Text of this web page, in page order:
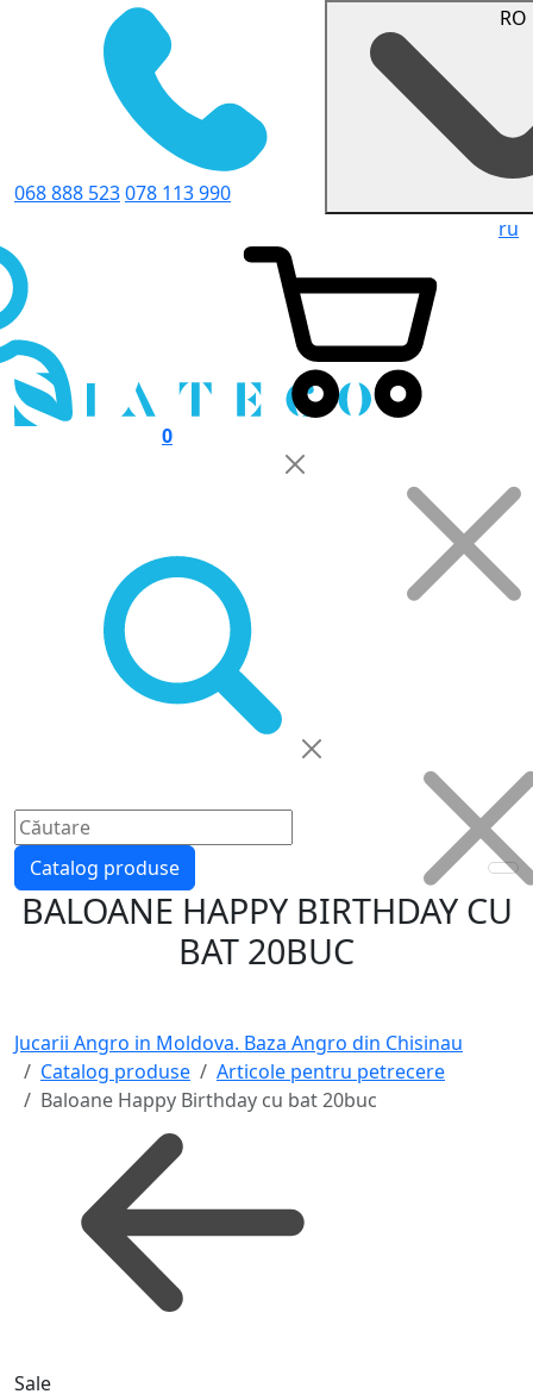
068 888 523078 113 990
ru
0
Catalog produse
BALOANE HAPPY BIRTHDAY CU
BAT 20BUC
Jucarii Angro in Moldova. Baza Angro din Chisinau
Catalog produse
Articole pentru petrecere
Baloane Happy Birthday cu bat 20buc
Sale